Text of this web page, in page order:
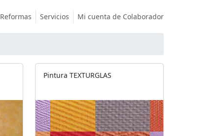
Reformas Servicios Mi cuenta de Colaborador
Pintura TEXTURGLAS